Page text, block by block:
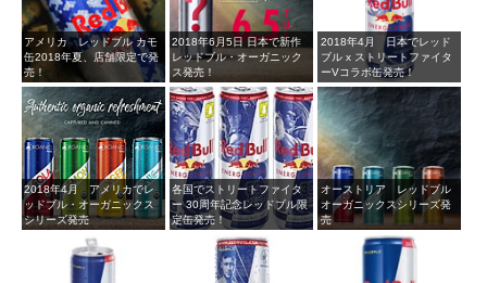
アメリカ レッドブル カモ
缶2018年夏、店舗限定で発
売！
2018年6月5日 日本で新作
レッドブル・オーガニック
ス発売！
2018年4月 日本でレッド
ブル x ストリートファイタ
ーVコラボ缶発売！
2018年4月 アメリカでレ
ッドブル・オーガニックス
シリーズ発売
各国でストリートファイタ
ー 30周年記念レッドブル限
定缶発売！
オーストリア レッドブル
オーガニックスシリーズ発
売